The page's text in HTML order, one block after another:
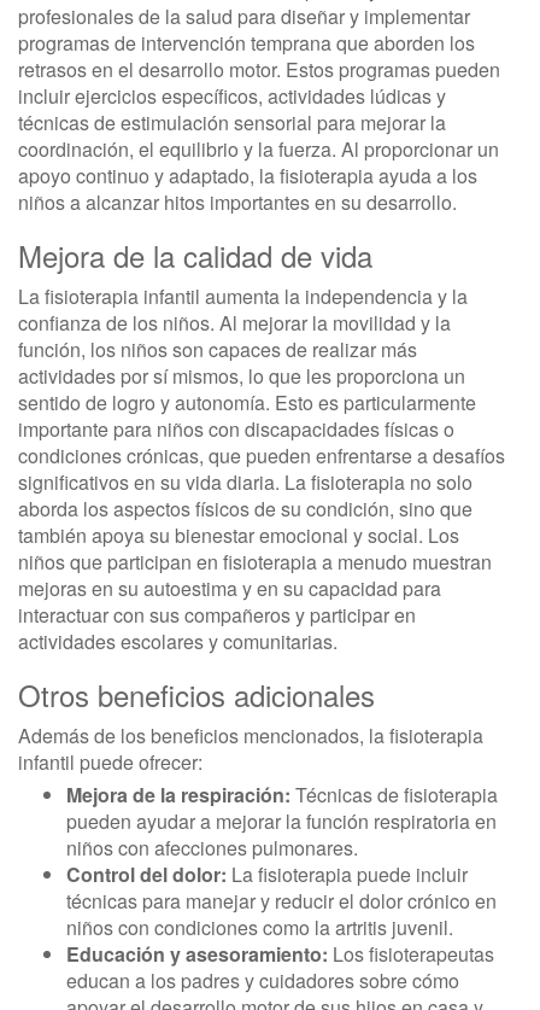
profesionales de la salud para diseñar y implementar
programas de intervención temprana que aborden los
retrasos en el desarrollo motor. Estos programas pueden
incluir ejercicios específicos, actividades lúdicas y
técnicas de estimulación sensorial para mejorar la
coordinación, el equilibrio y la fuerza. Al proporcionar un
apoyo continuo y adaptado, la fisioterapia ayuda a los
niños a alcanzar hitos importantes en su desarrollo.
Mejora de la calidad de vida
La fisioterapia infantil aumenta la independencia y la
confianza de los niños. Al mejorar la movilidad y la
función, los niños son capaces de realizar más
actividades por sí mismos, lo que les proporciona un
sentido de logro y autonomía. Esto es particularmente
importante para niños con discapacidades físicas o
condiciones crónicas, que pueden enfrentarse a desafíos
significativos en su vida diaria. La fisioterapia no solo
aborda los aspectos físicos de su condición, sino que
también apoya su bienestar emocional y social. Los
niños que participan en fisioterapia a menudo muestran
mejoras en su autoestima y en su capacidad para
interactuar con sus compañeros y participar en
actividades escolares y comunitarias.
Otros beneficios adicionales
Además de los beneficios mencionados, la fisioterapia
infantil puede ofrecer:
Mejora de la respiración: Técnicas de fisioterapia
pueden ayudar a mejorar la función respiratoria en
niños con afecciones pulmonares.
Control del dolor: La fisioterapia puede incluir
técnicas para manejar y reducir el dolor crónico en
niños con condiciones como la artritis juvenil.
Educación y asesoramiento: Los fisioterapeutas
educan a los padres y cuidadores sobre cómo